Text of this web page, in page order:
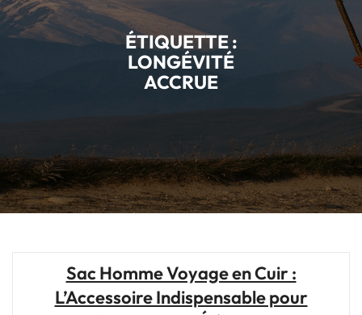
ÉTIQUETTE :
LONGÉVITÉ
ACCRUE
Sac Homme Voyage en Cuir :
L’Accessoire Indispensable pour